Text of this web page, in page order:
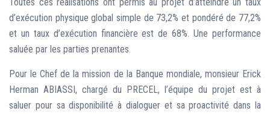
d’exécution physique global simple de 73,2% et pondéré de 77,2%
et un taux d’exécution financière est de 68%. Une performance
saluée par les parties prenantes.
Pour le Chef de la mission de la Banque mondiale, monsieur Erick
Herman ABIASSI, chargé du PRECEL, l’équipe du projet est à
saluer pour sa disponibilité à dialoguer et sa proactivité dans la